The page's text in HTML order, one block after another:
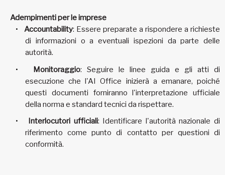
Adempimenti per le imprese
Accountability: Essere preparate a rispondere a richieste
di informazioni o a eventuali ispezioni da parte delle
autorità.
Monitoraggio: Seguire le linee guida e gli atti di
esecuzione che l'AI Office inizierà a emanare, poiché
questi documenti forniranno l'interpretazione ufficiale
della norma e standard tecnici da rispettare.
Interlocutori ufficiali: Identificare l'autorità nazionale di
riferimento come punto di contatto per questioni di
conformità.